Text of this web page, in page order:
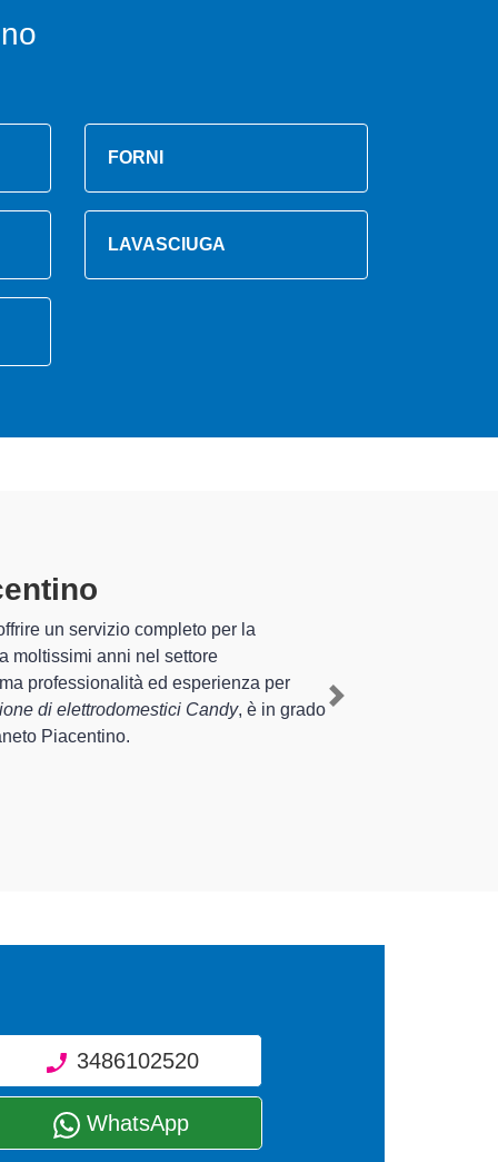
FORNI
LAVASCIUGA
Piacentino
al cliente esperienza pluriennale nel territorio di Carpaneto
del tuo elettrodomestico Candy a Carpaneto Piacentino
di fornire interventi di diverse tipologie sugli
Next
3486102520
WhatsApp